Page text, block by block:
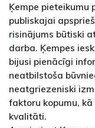
Ķempe pieteikumu
publiskajai
risinājums būtiski
darba. Ķempes
bijusi pienācīgi
neatbilstoša
neatgriezeniski
faktoru kopumu,
kvalitāti.